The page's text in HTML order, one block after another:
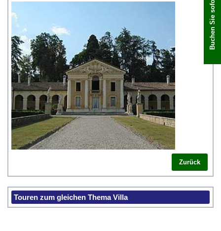
Zurück
Touren zum gleichen Thema Villa
Buchen Sie sofort